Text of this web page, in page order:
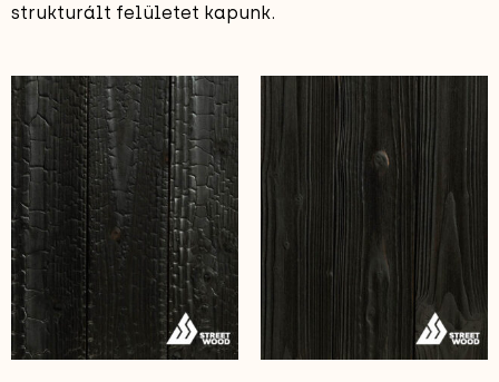
strukturált felületet kapunk.